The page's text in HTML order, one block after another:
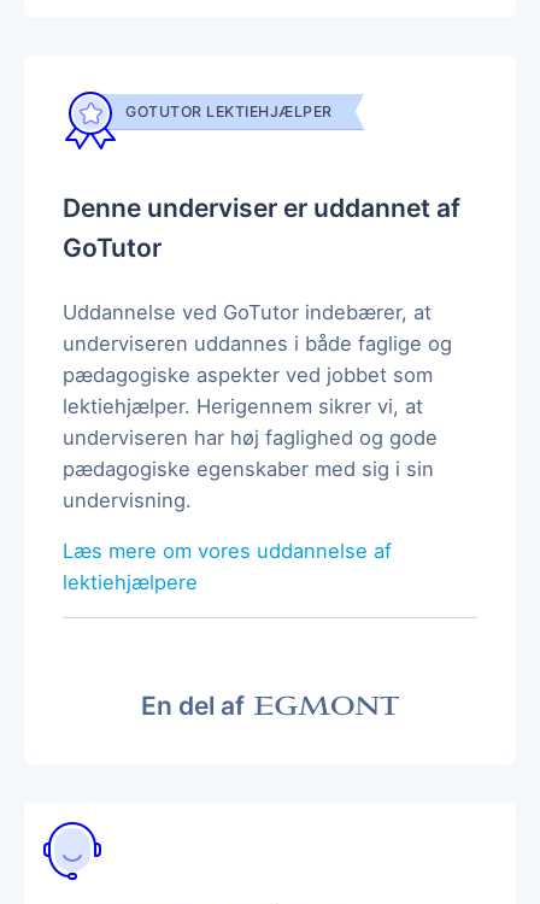
GOTUTOR LEKTIEHJÆLPER
Denne underviser er uddannet af
GoTutor
Uddannelse ved GoTutor indebærer, at
underviseren uddannes i både faglige og
pædagogiske aspekter ved jobbet som
lektiehjælper. Herigennem sikrer vi, at
underviseren har høj faglighed og gode
pædagogiske egenskaber med sig i sin
undervisning.
Læs mere om vores uddannelse af
lektiehjælpere
En del af